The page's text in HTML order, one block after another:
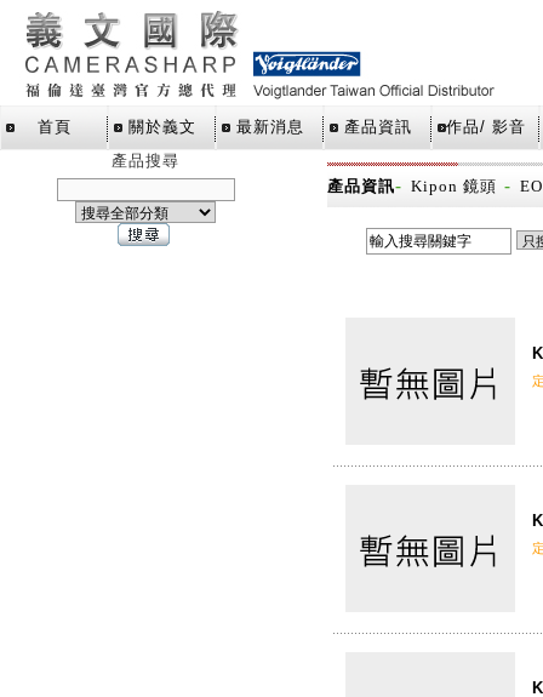
首頁 關於義文 最新消息 產品資訊
作品/ 影音
產品搜尋
產品資訊- Kipon 鏡頭 -